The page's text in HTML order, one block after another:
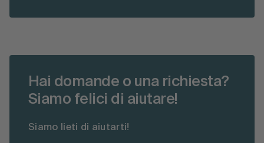
Hai domande o una richiesta?
Siamo felici di aiutare!
Siamo lieti di aiutarti!